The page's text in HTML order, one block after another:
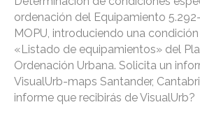
ordenación del Equipamiento
MOPU, introduciendo una
«Listado de equipamientos» del
Ordenación Urbana. Solicita un
VisualUrb-maps Santander,
informe que recibirás de